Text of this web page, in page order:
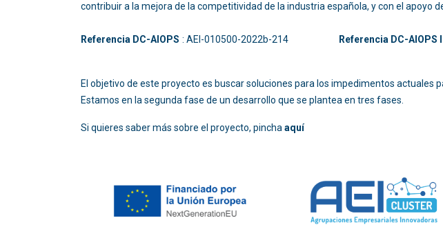
contribuir a la mejora de la competitividad de la industria española, y con el apoyo
Referencia DC-AIOPS : AEI-010500-2022b-214 Referencia DC-AIOPS
El objetivo de este proyecto es buscar soluciones para los impedimentos
Estamos en la segunda fase de un desarrollo que se plantea en tres fases.
Si quieres saber más sobre el proyecto, pincha aquí